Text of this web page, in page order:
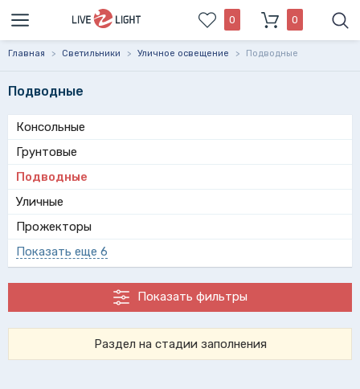
0 0
Главная > Светильники > Уличное освещение > Подводные
Подводные
Консольные
Грунтовые
Подводные
Уличные
Прожекторы
Показать еще 6
Показать фильтры
Раздел на стадии заполнения